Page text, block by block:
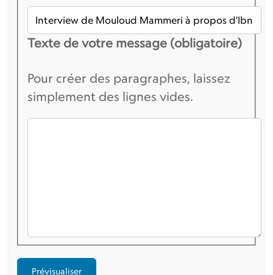
Texte de votre message (obligatoire)
Pour créer des paragraphes, laissez
simplement des lignes vides.